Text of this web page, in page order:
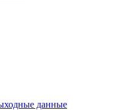
данные